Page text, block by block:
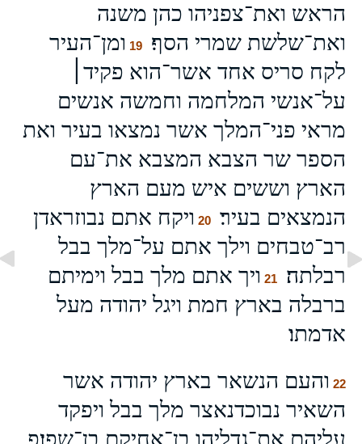
הראש ואת־צפניהו כהן משנה
ואת־שלשת שמרי הסף׃
19 ומן־העיר
לקח סריס אחד א‍שר־הוא פקיד׀
על־אנשי המלחמה וחמשה אנשים
מראי פני־המלך אשר נמצאו בעיר ואת
הספר שר הצבא המצבא את־עם
הארץ וששים איש מעם הארץ
הנמצאים בעיר׃
20 ויקח אתם נבוזראדן
רב־טבחים וילך אתם על־מלך בבל
רבלתה׃
21 ויך אתם מלך בבל וימיתם
ברבלה בארץ חמת ויגל יהודה מעל
אדמתו׃
22 והעם הנשאר בארץ יהודה אשר
השאיר נבוכדנאצר מלך בבל ויפקד
עליהם את־גדליהו בן־אחיקם בן־שפן׃פ